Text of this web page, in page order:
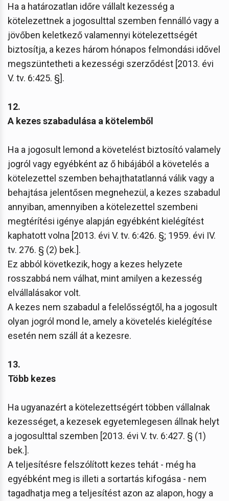
Ha a határozatlan időre vállalt kezesség a
kötelezettnek a jogosulttal szemben fennálló vagy a
jövőben keletkező valamennyi kötelezettségét
biztosítja, a kezes három hónapos felmondási idővel
megszüntetheti a kezességi szerződést [2013. évi
V. tv. 6:425. §].
12.
A kezes szabadulása a kötelemből
Ha a jogosult lemond a követelést biztosító valamely
jogról vagy egyébként az ő hibájából a követelés a
kötelezettel szemben behajthatatlanná válik vagy a
behajtása jelentősen megnehezül, a kezes szabadul
annyiban, amennyiben a kötelezettel szembeni
megtérítési igénye alapján egyébként kielégítést
kaphatott volna [2013. évi V. tv. 6:426. §; 1959. évi IV.
tv. 276. § (2) bek.].
Ez abból következik, hogy a kezes helyzete
rosszabbá nem válhat, mint amilyen a kezesség
elvállalásakor volt.
A kezes nem szabadul a felelősségtől, ha a jogosult
olyan jogról mond le, amely a követelés kielégítése
esetén nem száll át a kezesre.
13.
Több kezes
Ha ugyanazért a kötelezettségért többen vállalnak
kezességet, a kezesek egyetemlegesen állnak helyt
a jogosulttal szemben [2013. évi V. tv. 6:427. § (1)
bek.].
A teljesítésre felszólított kezes tehát - még ha
egyébként meg is illeti a sortartás kifogása - nem
tagadhatja meg a teljesítést azon az alapon, hogy a